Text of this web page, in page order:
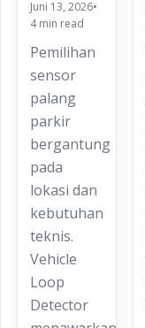
Juni 13, 2026•
4 min read
Pemilihan
sensor
palang
parkir
bergantung
pada
lokasi dan
kebutuhan
teknis.
Vehicle
Loop
Detector